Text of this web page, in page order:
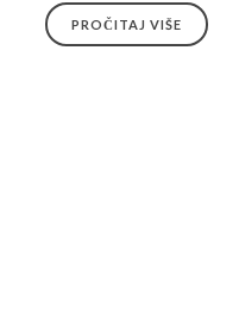
PROČITAJ VIŠE